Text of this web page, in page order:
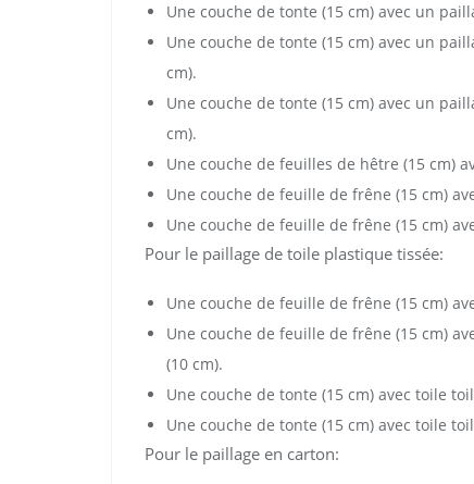
Une couche de tonte (15 cm) avec un
Une couche de tonte (15 cm) avec un
cm).
Une couche de tonte (15 cm) avec un
cm).
Une couche de feuilles de hêtre (15 cm)
Une couche de feuille de frêne (15 cm)
Une couche de feuille de frêne (15 cm)
Pour le paillage de toile plastique tissée:
Une couche de feuille de frêne (15 cm)
Une couche de feuille de frêne (15 cm)
(10 cm).
Une couche de tonte (15 cm) avec toile
Une couche de tonte (15 cm) avec toile
Pour le paillage en carton: